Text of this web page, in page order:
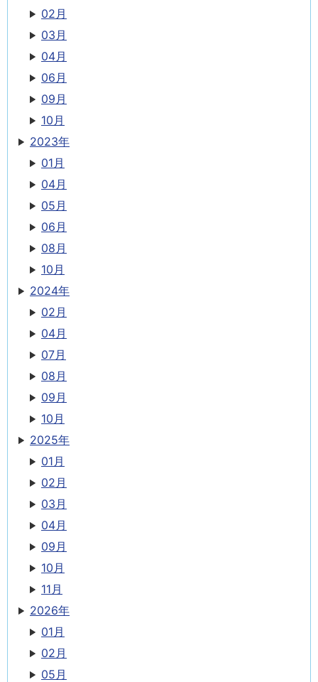
02月
03月
04月
06月
09月
10月
2023年
01月
04月
05月
06月
08月
10月
2024年
02月
04月
07月
08月
09月
10月
2025年
01月
02月
03月
04月
09月
10月
11月
2026年
01月
02月
05月